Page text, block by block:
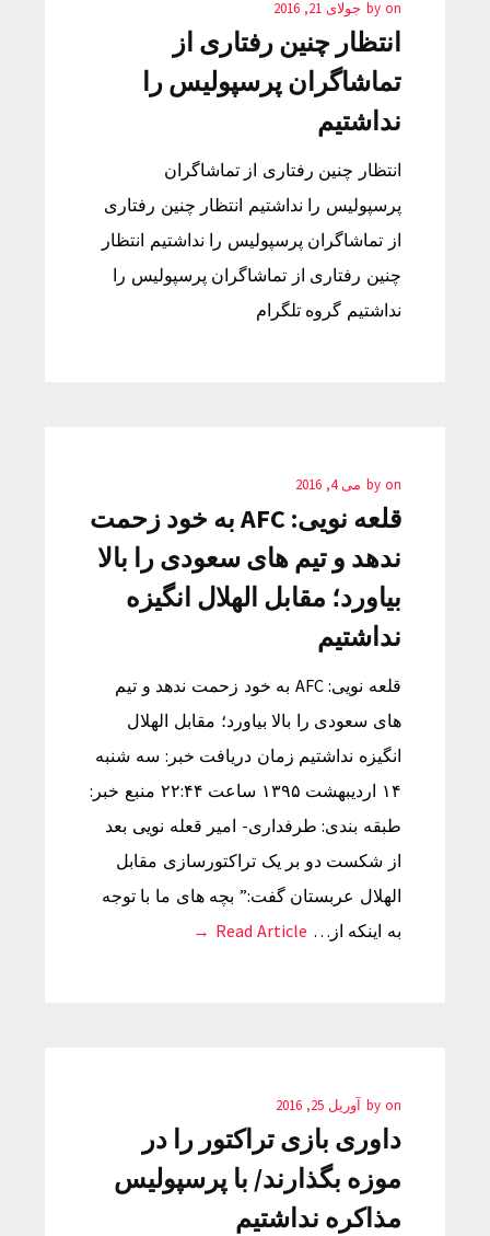
by on جولای 21, 2016
انتظار چنین رفتاری از
تماشاگران پرسپولیس را
نداشتیم
انتظار چنین رفتاری از تماشاگران
پرسپولیس را نداشتیم انتظار چنین رفتاری
از تماشاگران پرسپولیس را نداشتیم انتظار
چنین رفتاری از تماشاگران پرسپولیس را
نداشتیم گروه تلگرام
by on می 4, 2016
قلعه نویی: AFC به خود زحمت
ندهد و تیم های سعودی را بالا
بیاورد؛ مقابل الهلال انگیزه
نداشتیم
قلعه نویی: AFC به خود زحمت ندهد و تیم
های سعودی را بالا بیاورد؛ مقابل الهلال
انگیزه نداشتیم زمان دریافت خبر: سه شنبه
۱۴ اردیبهشت ۱۳۹۵ ساعت ۲۲:۴۴ منبع خبر:
طبقه بندی: طرفداری- امیر قعله نویی بعد
از شکست دو بر یک تراکتورسازی مقابل
الهلال عربستان گفت:” بچه های ما با توجه
به اینکه از… Read Article →
by on آوریل 25, 2016
داوری بازی تراکتور را در
موزه بگذارند/ با پرسپولیس
مذاکره نداشتیم